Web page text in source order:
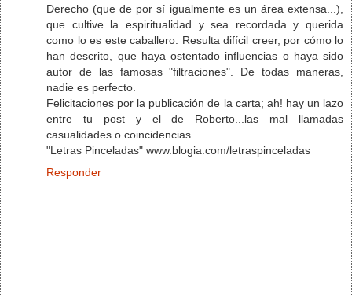
Derecho (que de por sí igualmente es un área extensa...),
que cultive la espiritualidad y sea recordada y querida
como lo es este caballero. Resulta difícil creer, por cómo lo
han descrito, que haya ostentado influencias o haya sido
autor de las famosas "filtraciones". De todas maneras,
nadie es perfecto.
Felicitaciones por la publicación de la carta; ah! hay un lazo
entre tu post y el de Roberto...las mal llamadas
casualidades o coincidencias.
"Letras Pinceladas" www.blogia.com/letraspinceladas
Responder